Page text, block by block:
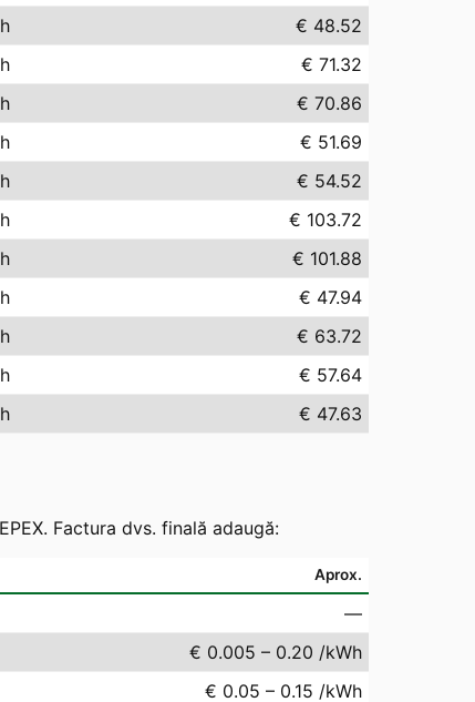
€ 48.52
€ 71.32
€ 70.86
€ 51.69
€ 54.52
€ 103.72
€ 101.88
€ 47.94
€ 63.72
€ 57.64
€ 47.63
Factura dvs. finală adaugă:
Aprox.
—
€ 0.005 – 0.20 /kWh
€ 0.05 – 0.15 /kWh